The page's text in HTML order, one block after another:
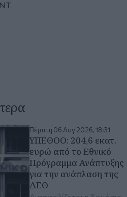
Πέμπτη 06 Αυγ 2026, 18:31
ΥΠΕΘΟΟ: 204,6 εκατ.
ευρώ από το Εθνικό
Πρόγραμμα Ανάπτυξης
για την ανάπλαση της
ΔΕΘ